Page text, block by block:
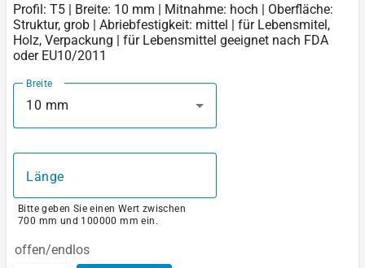
Profil: T5 | Breite: 10 mm | Mitnahme: hoch | Oberfläche:
Struktur, grob | Abriebfestigkeit: mittel | für Lebensmitel,
Holz, Verpackung | für Lebensmittel geeignet nach FDA
oder EU10/2011
Breite
10 mm
Länge
Bitte geben Sie einen Wert zwischen
700 mm und 100000 mm ein.
offen/endlos